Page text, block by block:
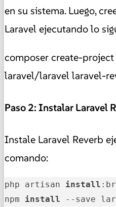
en su sistema. Luego,
Laravel ejecutando lo
composer create-
laravel/laravel laravel-
Paso 2: Instalar Laravel
Instale Laravel Reverb
comando:
php artisan install
npm install --save